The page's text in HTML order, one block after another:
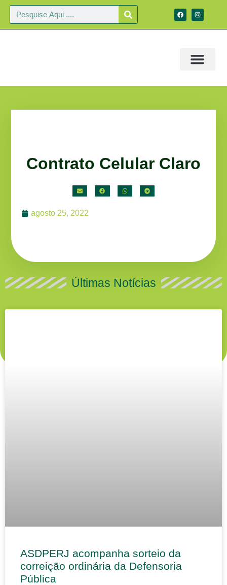
Contrato Celular Claro
agosto 25, 2022
Últimas Notícias
ASDPERJ acompanha sorteio da
correição ordinária da Defensoria
Pública